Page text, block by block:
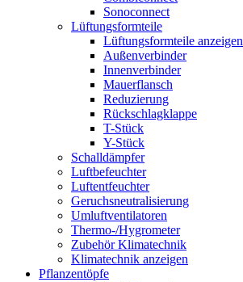
Sonoconnect
Lüftungsformteile
Lüftungsformteile anzeigen
Außenverbinder
Innenverbinder
Mauerflansch
Reduzierung
Rückschlagklappe
T-Stück
Y-Stück
Schalldämpfer
Luftbefeuchter
Luftentfeuchter
Geruchsneutralisierung
Umluftventilatoren
Thermo-/Hygrometer
Zubehör Klimatechnik
Klimatechnik anzeigen
Pflanzentöpfe